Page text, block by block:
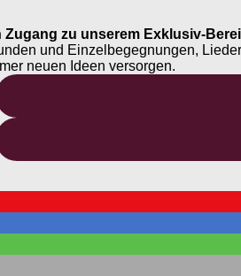
Zugang zu unserem Exklusiv-
und Einzelbegegnungen,
neuen Ideen versorgen.